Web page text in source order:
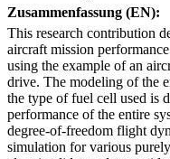
Zusammenfassung (EN):
This research contribution
aircraft mission
using the example of an
drive. The modeling of the
the type of fuel cell used is
performance of the entire
degree-of-freedom flight
simulation for various